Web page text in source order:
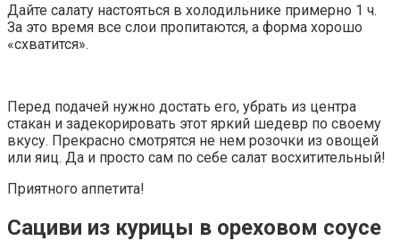
Дайте салату настояться в холодильнике примерно 1 ч.
За это время все слои пропитаются, а форма хорошо
«схватится».
Перед подачей нужно достать его, убрать из центра
стакан и задекорировать этот яркий шедевр по своему
вкусу. Прекрасно смотрятся не нем розочки из овощей
или яиц. Да и просто сам по себе салат восхитительный!
Приятного аппетита!
Сациви из курицы в ореховом соусе